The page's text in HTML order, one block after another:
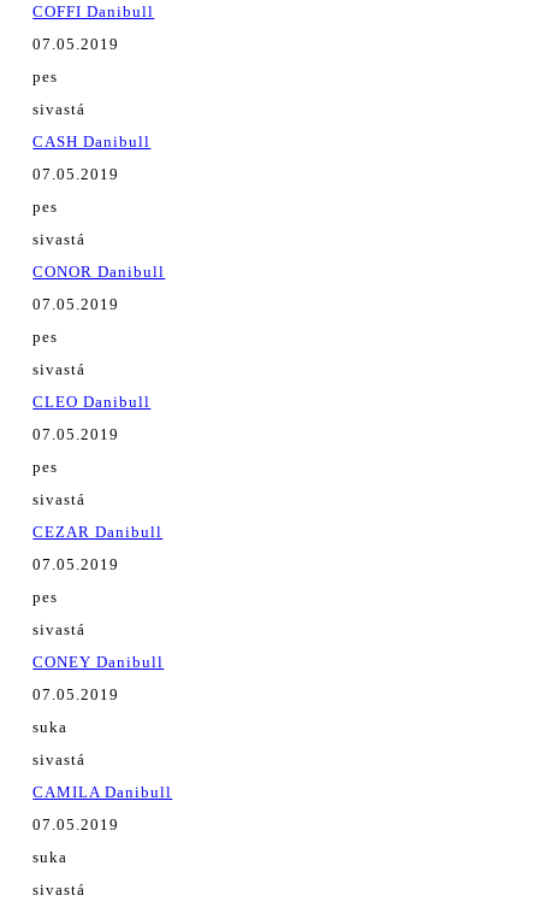
COFFI Danibull
07.05.2019
pes
sivastá
CASH Danibull
07.05.2019
pes
sivastá
CONOR Danibull
07.05.2019
pes
sivastá
CLEO Danibull
07.05.2019
pes
sivastá
CEZAR Danibull
07.05.2019
pes
sivastá
CONEY Danibull
07.05.2019
suka
sivastá
CAMILA Danibull
07.05.2019
suka
sivastá